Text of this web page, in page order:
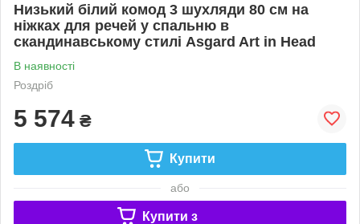
Низький білий комод 3 шухляди 80 см на
ніжках для речей у спальню в
скандинавському стилі Asgard Art in Head
В наявності
Роздріб
5 574 ₴
Купити
або
Купити з